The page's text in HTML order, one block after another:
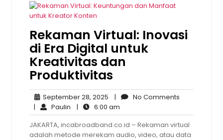
Rekaman Virtual: Inovasi
di Era Digital untuk
Kreativitas dan
Produktivitas
September 28, 2025 September
28,
2025
| No Comments
| Paulin Paulin
| 6:00 am
am
JAKARTA, incabroadband.co.id – Rekaman virtual
adalah metode merekam audio, video, atau data